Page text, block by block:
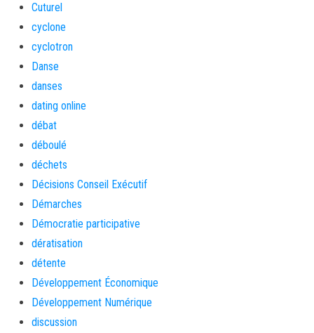
Cuturel
cyclone
cyclotron
Danse
danses
dating online
débat
déboulé
déchets
Décisions Conseil Exécutif
Démarches
Démocratie participative
dératisation
détente
Développement Économique
Développement Numérique
discussion